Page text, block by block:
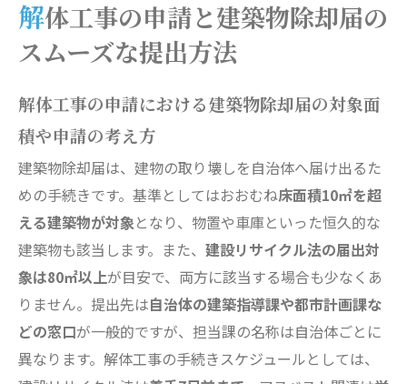
解体工事の申請と建築物除却届の
スムーズな提出方法
解体工事の申請における建築物除却届の対象面
積や申請の考え方
建築物除却届は、建物の取り壊しを自治体へ届け出るた
めの手続きです。基準としてはおおむね床面積10㎡を超
える建築物が対象となり、物置や車庫といった恒久的な
建築物も該当します。また、 建設リサイクル法の届出対
象は80㎡以上が目安で、両方に該当する場合も少なくあ
りません。提出先は自治体の建築指導課や都市計画課な
どの窓口が一般的ですが、担当課の名称は自治体ごとに
異なります。解体工事の手続きスケジュールとしては、